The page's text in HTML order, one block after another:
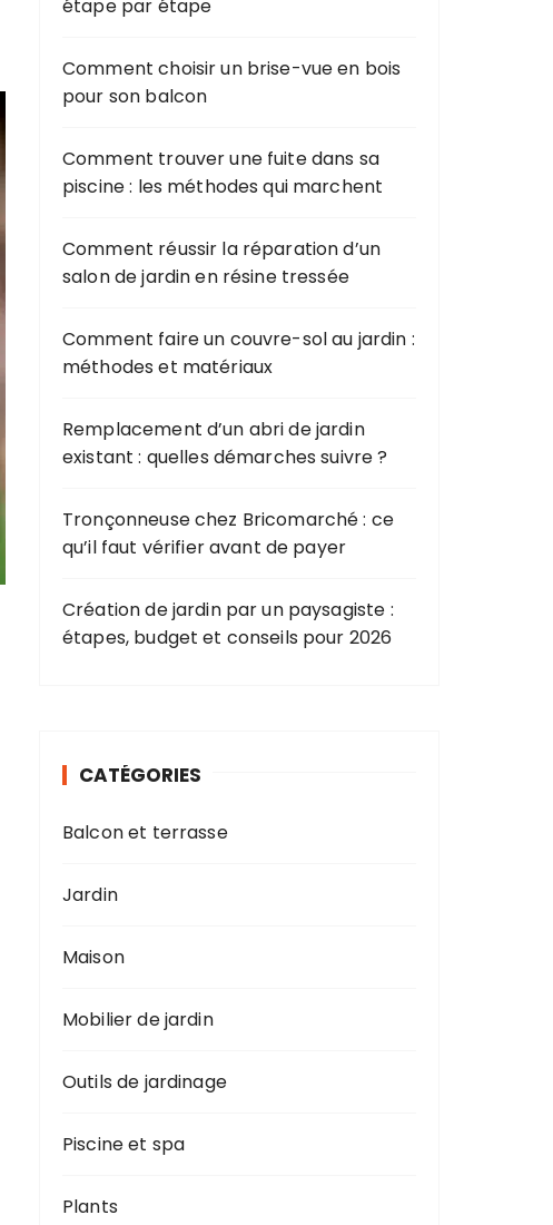
étape par étape
Comment choisir un brise-vue en bois
pour son balcon
Comment trouver une fuite dans sa
piscine : les méthodes qui marchent
Comment réussir la réparation d’un
salon de jardin en résine tressée
Comment faire un couvre-sol au jardin :
méthodes et matériaux
Remplacement d’un abri de jardin
existant : quelles démarches suivre ?
Tronçonneuse chez Bricomarché : ce
qu’il faut vérifier avant de payer
Création de jardin par un paysagiste :
étapes, budget et conseils pour 2026
CATÉGORIES
Balcon et terrasse
Jardin
Maison
Mobilier de jardin
Outils de jardinage
Piscine et spa
Plants